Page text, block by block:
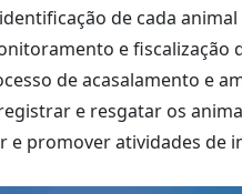
de cada
e fiscalização
de acasalamento e
e resgatar os
e promover atividades de